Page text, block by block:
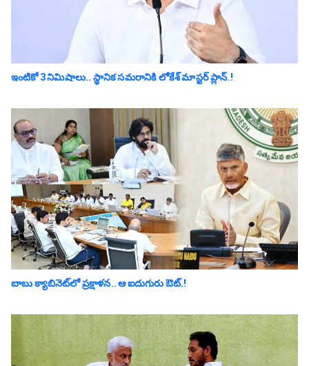
ఇంటికో 3 నిమిషాలు.. స్థానిక స‌మ‌రానికి లోకేశ్ మాస్ట‌ర్ ప్లాన్‌.!
బాబు క్యాబినెట్‌లో ప్ర‌క్షాళ‌న‌.. ఆ ఐదుగురు ఔట్‌.!